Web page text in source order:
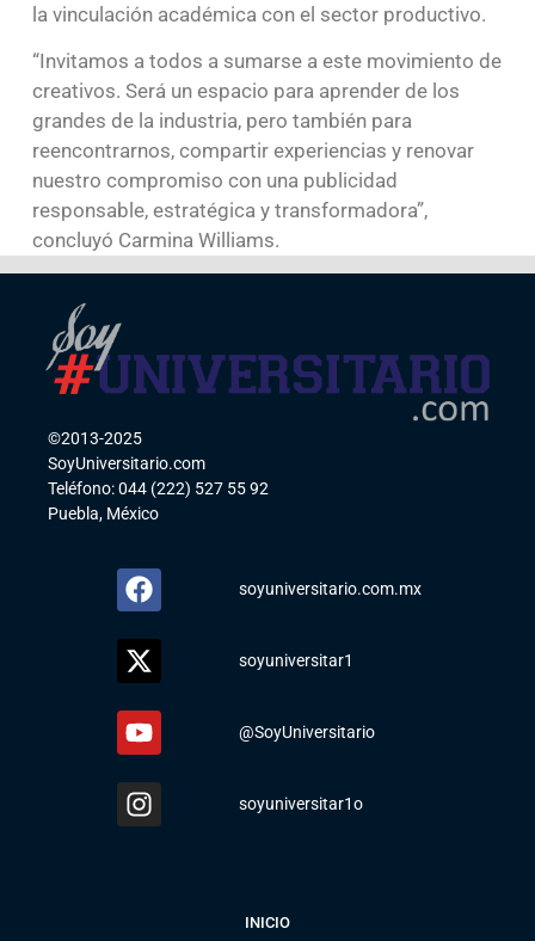
la vinculación académica con el sector productivo.
“Invitamos a todos a sumarse a este movimiento de
creativos. Será un espacio para aprender de los
grandes de la industria, pero también para
reencontrarnos, compartir experiencias y renovar
nuestro compromiso con una publicidad
responsable, estratégica y transformadora”,
concluyó Carmina Williams.
©2013-2025
SoyUniversitario.com
Teléfono: 044 (222) 527 55 92
Puebla, México
soyuniversitario.com.mx
soyuniversitar1
@SoyUniversitario
soyuniversitar1o
INICIO